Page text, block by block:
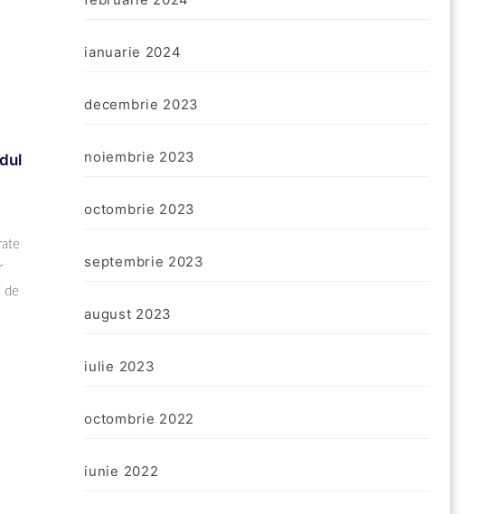
de
ianuarie 2024
decembrie 2023
noiembrie 2023
octombrie 2023
septembrie 2023
august 2023
iulie 2023
octombrie 2022
iunie 2022